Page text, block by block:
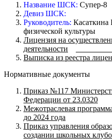
Название ШСК: Супер-8
Девиз ШСК:
Руководитель: Касаткина
физической культуры
Лицензия на
деятельности
Выписка из реестра
Нормативные документы
Приказ №117
Федерации от 23.0320
Межотраслевая
до 2024 года
Приказ управления
создании школьных